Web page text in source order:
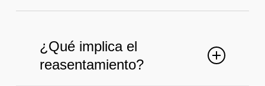
¿Qué implica el
reasentamiento?